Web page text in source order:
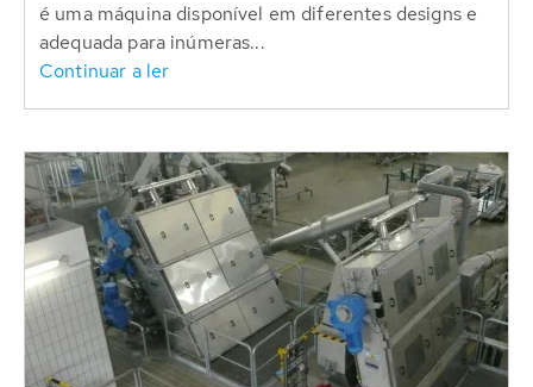
é uma máquina disponível em diferentes designs e
adequada para inúmeras...
Continuar a ler